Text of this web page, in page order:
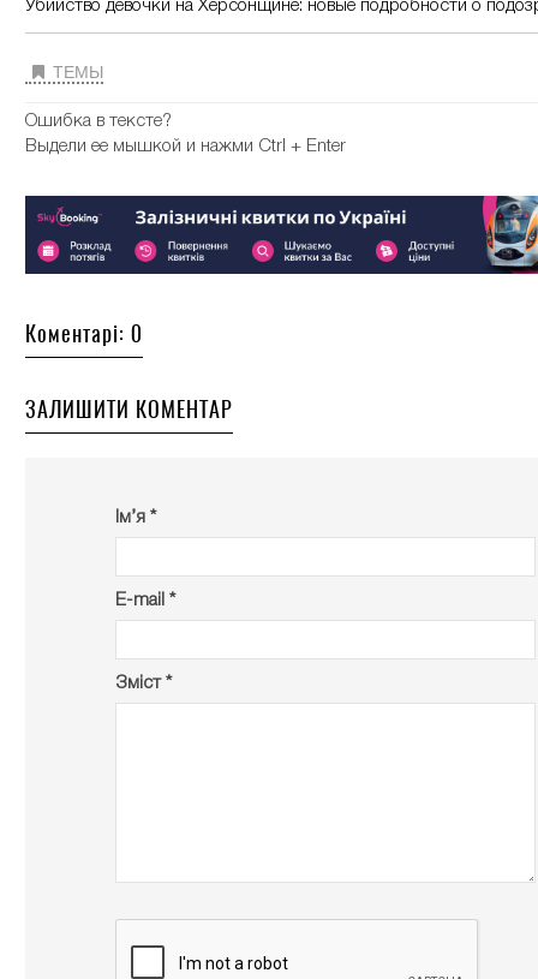
Убийство девочки на Херсонщине: новые подробности о
ТЕМЫ
Ошибка в тексте?
Выдели ее мышкой и нажми Ctrl + Enter
Коментарі: 0
ЗАЛИШИТИ КОМЕНТАР
Ім’я *
E-mail *
Зміст *